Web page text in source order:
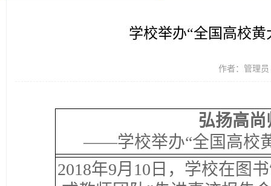
学校举办“全国高校
作者：管理员
弘扬高
——学校举办“全国高校
2018年9月10日，学校在图